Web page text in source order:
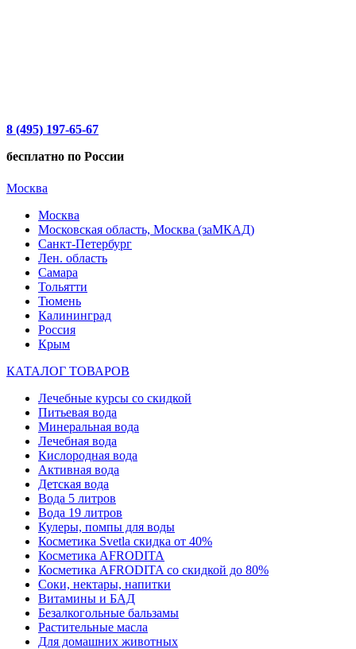
8 (495) 197-65-67
бесплатно по России
Москва
Москва
Московская область, Москва (заМКАД)
Санкт-Петербург
Лен. область
Самара
Тольятти
Тюмень
Калининград
Россия
Крым
КАТАЛОГ ТОВАРОВ
Лечебные курсы со скидкой
Питьевая вода
Минеральная вода
Лечебная вода
Кислородная вода
Активная вода
Детская вода
Вода 5 литров
Вода 19 литров
Кулеры, помпы для воды
Косметика Svetla скидка от 40%
Косметика AFRODITA
Косметика AFRODITA со скидкой до 80%
Соки, нектары, напитки
Витамины и БАД
Безалкогольные бальзамы
Растительные масла
Для домашних животных